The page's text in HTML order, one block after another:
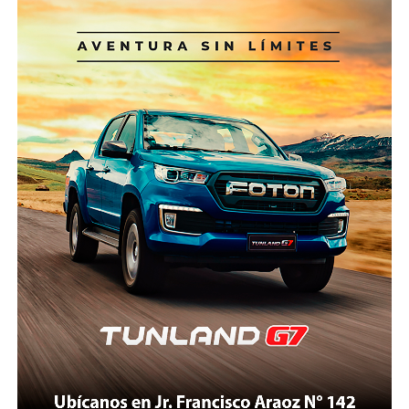
ofrecen quizá el mejor ejemplo. Suiza, Francia e Italia
cuentan con helicópteros especialmente diseñados
para operaciones de alta montaña, pilotos
certificados para vuelos extremos, centros
permanentes de coordinación, sistemas de
comunicación satelital y protocolos que permiten
iniciar un rescate en cuestión de minutos.
Nepal, pese a tener una geografía incluso más
compleja que la peruana, desarrolló un sistema
donde el Estado, las empresas privadas, las
aseguradoras y las organizaciones de rescate
trabajan de manera articulada. La tecnología satelital,
la evacuación mediante sistemas “longline” y los
seguros obligatorios forman parte del modelo
operativo.
¿Por qué Áncash no puede aspirar a algo semejante?
No estamos hablando de copiar modelos extranjeros
13%, según cifras del Ministerio de Economía y
Finanzas (MEF) consignadas por ComexPerú.
Estos recursos son destinados a reducir la
vulnerabilidad de la población frente a desastres
naturales, como aquellos causados por la presencia
de condiciones del Fenómeno El Niño (FEN),
mediante obras y acciones de prevención. Una
proporción importante de estos recursos se asigna a
los Gobiernos subnacionales (regionales y
municipalidades), que en los últimos años han
ganado una mayor participación en este tipo de
inversiones.
En 2025, la inversión pública para este fin ascendió a
S/ 778 millones, de los cuales S/ 347 millones (45% del
total) se asignaron a las municipalidades. “Resulta
sumamente preocupante que en algunos de los